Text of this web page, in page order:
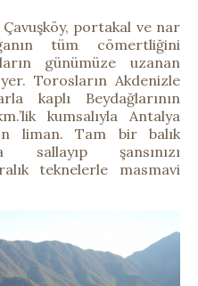
portakal ve nar
tüm cömertliğini
günümüze uzanan
Torosların Akdenizle
kaplı Beydağlarının
kumsalıyla Antalya
liman. Tam bir balık
şansınızı
teknelerle masmavi